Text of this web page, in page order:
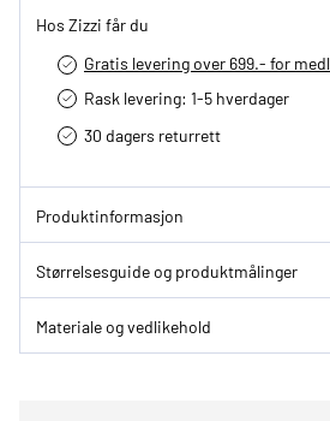
Hos Zizzi får du
Gratis levering over 699.- for
Rask levering: 1-5 hverdager
30 dagers returrett
Produktinformasjon
Størrelsesguide og produktmålinger
Materiale og vedlikehold